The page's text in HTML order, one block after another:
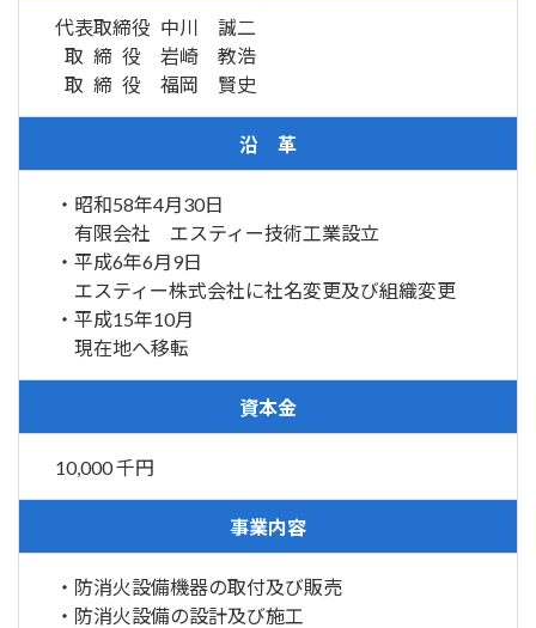
代表取締役 中川 誠二
取 締 役 岩崎 教浩
取 締 役 福岡 賢史
沿 革
・昭和58年4月30日
有限会社 エスティー技術工業設立
・平成6年6月9日
エスティー株式会社に社名変更及び組織変更
・平成15年10月
現在地へ移転
資本金
10,000 千円
事業内容
・防消火設備機器の取付及び販売
・防消火設備の設計及び施工